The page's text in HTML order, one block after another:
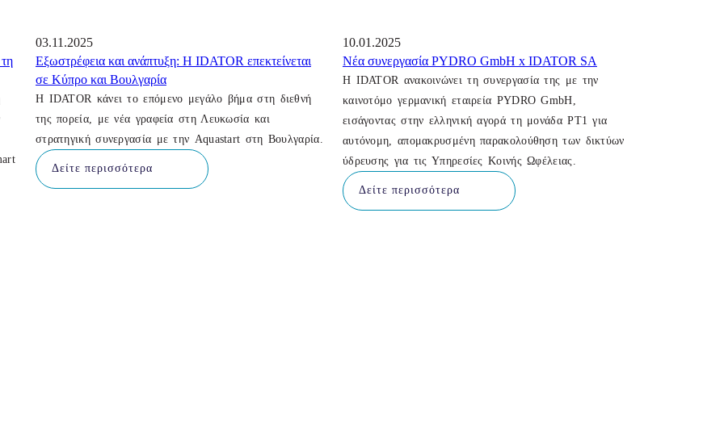
03.11.2025
Εξωστρέφεια και ανάπτυξη: Η IDATOR επεκτείνεται
σε Κύπρο και Βουλγαρία
Η IDATOR κάνει το επόμενο μεγάλο βήμα στη διεθνή
της πορεία, με νέα γραφεία στη Λευκωσία και
στρατηγική συνεργασία με την Aquastart στη Βουλγαρία.
Δείτε περισσότερα
10.01.2025
Νέα συνεργασία PYDRO GmbH x IDATOR SA
Η IDATOR ανακοινώνει τη συνεργασία της με την
καινοτόμο γερμανική εταιρεία PYDRO GmbH,
εισάγοντας στην ελληνική αγορά τη μονάδα PT1 για
αυτόνομη, απομακρυσμένη παρακολούθηση των δικτύων
ύδρευσης για τις Υπηρεσίες Κοινής Ωφέλειας.
Δείτε περισσότερα